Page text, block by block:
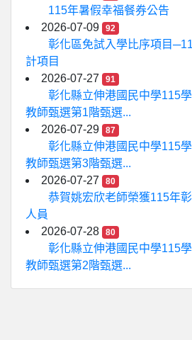
115年暑假幸福餐券公告
2026-07-09
92
彰化區免試入學比序項目
計項目
2026-07-27
91
彰化縣立伸港國民中學115
教師甄選第1階甄選...
2026-07-29
87
彰化縣立伸港國民中學115
教師甄選第3階甄選...
2026-07-27
80
恭賀姚宏欣老師榮獲115年
人員
2026-07-28
80
彰化縣立伸港國民中學115
教師甄選第2階甄選...